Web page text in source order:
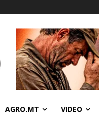
AGRO.MT VIDEO